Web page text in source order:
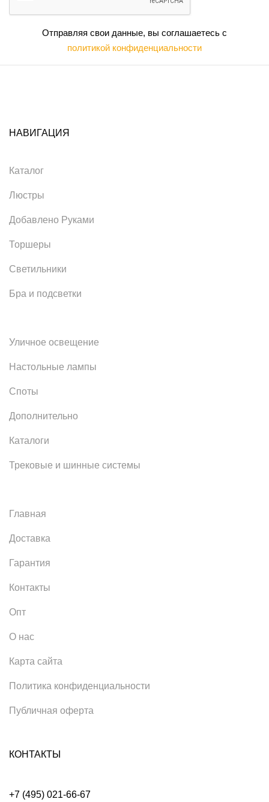
Отправляя свои данные, вы соглашаетесь с
политикой конфиденциальности
НАВИГАЦИЯ
Каталог
Люстры
Добавлено Руками
Торшеры
Светильники
Бра и подсветки
Уличное освещение
Настольные лампы
Споты
Дополнительно
Каталоги
Трековые и шинные системы
Главная
Доставка
Гарантия
Контакты
Опт
О нас
Карта сайта
Политика конфиденциальности
Публичная оферта
КОНТАКТЫ
+7 (495) 021-66-67